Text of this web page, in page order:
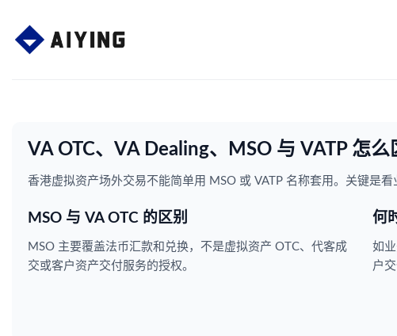
content
VA OTC、VA Dealing、MSO 与 VATP 怎么
香港虚拟资产场外交易不能简单用 MSO 或 VATP 名称套用。关键是
MSO 与 VA OTC 的区别
MSO 主要覆盖法币汇款和兑换，不是虚拟资产 OTC、代客成
交或客户资产交付服务的授权。
何
如
户